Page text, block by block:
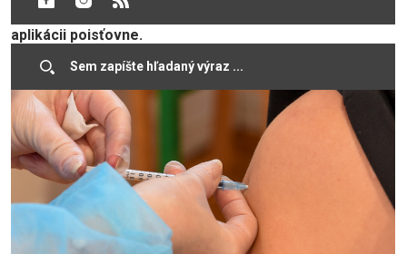
Chce, aby ľudia mali očkovací certifikát priamo v
aplikácii poisťovne.